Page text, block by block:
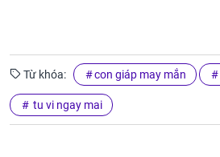
Từ khóa: con giáp may mắn
tu vi ngay mai